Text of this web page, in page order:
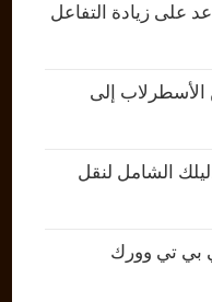
على زيادة التفاعل
إلى
الشامل لنقل
بي تي وورك